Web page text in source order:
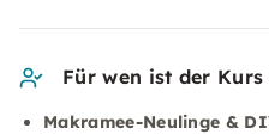
Für wen ist der Kurs
Makramee-Neulinge &